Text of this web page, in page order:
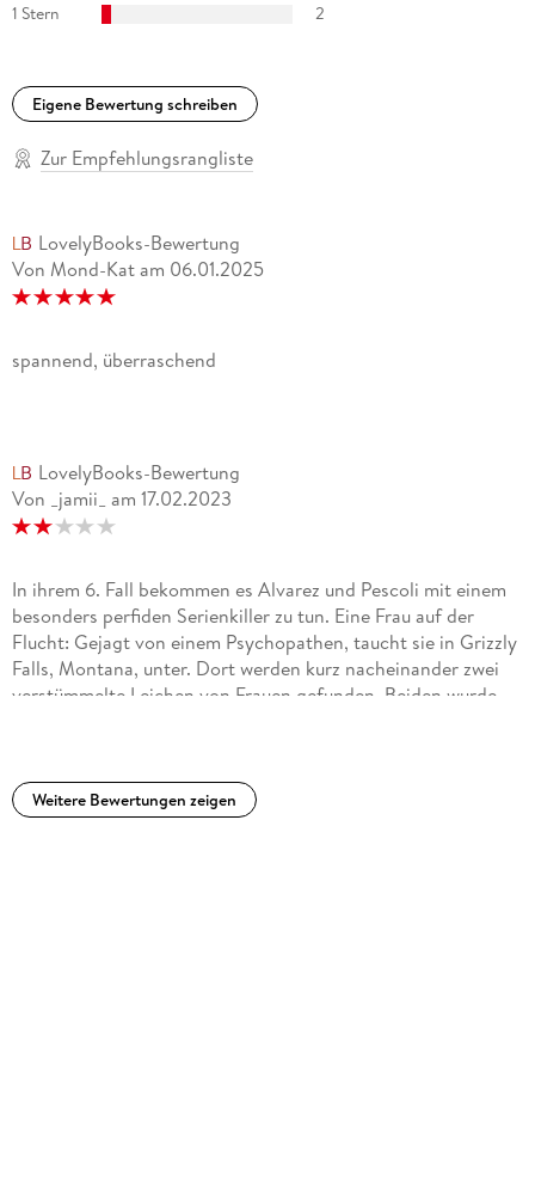
1 Stern
2
Eigene Bewertung schreiben
Zur Empfehlungsrangliste
LovelyBooks-Bewertung
Von Mond-Kat am 06.01.2025
spannend, überraschend
LovelyBooks-Bewertung
Von _jamii_ am 17.02.2023
In ihrem 6. Fall bekommen es Alvarez und Pescoli mit einem
besonders perfiden Serienkiller zu tun. Eine Frau auf der
Flucht: Gejagt von einem Psychopathen, taucht sie in Grizzly
Falls, Montana, unter. Dort werden kurz nacheinander zwei
verstümmelte Leichen von Frauen gefunden. Beiden wurde
sich wegen ihrer eigenen dunklen Vergangenheit nicht an die
Polizei wenden. Detectives Alvarez und Pescoli übernehmen
Weitere Bewertungen zeigen